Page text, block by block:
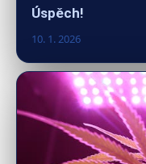
Úspěch!
10. 1. 2026